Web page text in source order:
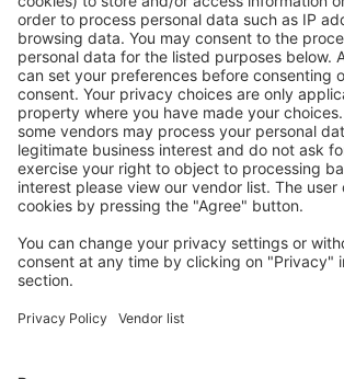
Laden Sie unsere App
Sie Ihre Reisen
Reise planen
Flüge
Kurzurlaub
Urlaub